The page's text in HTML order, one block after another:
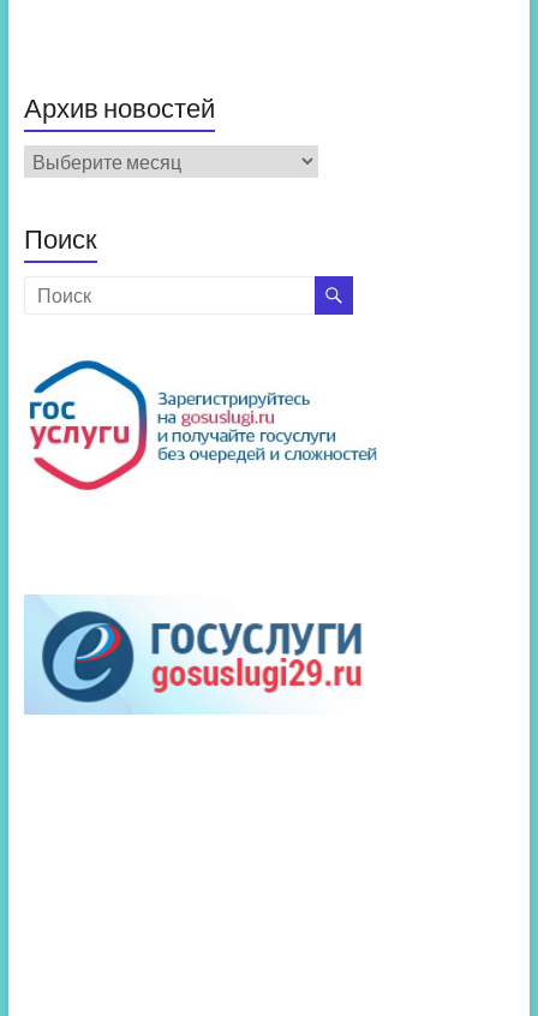
Архив новостей
Архив
новостей
Поиск